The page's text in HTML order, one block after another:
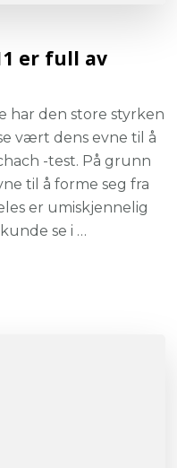
er full av
har den store styrken
vært dens evne til å
-test. På grunn
til å forme seg fra
er umiskjennelig
se i …